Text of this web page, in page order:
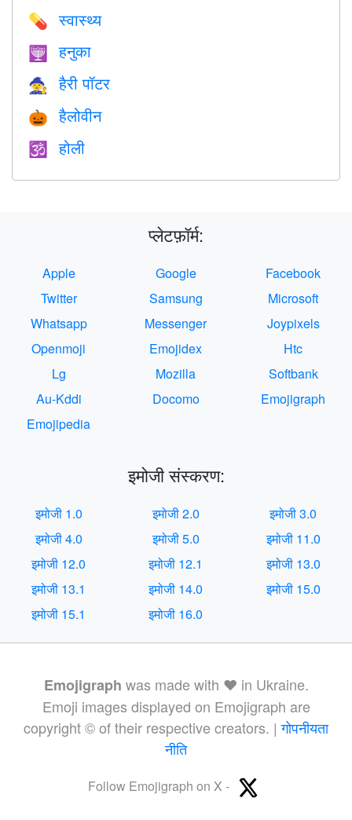
💊 स्वास्थ्य
🕎 हनुका
🧙 हैरी पॉटर
🎃 हैलोवीन
🕉 होली
प्लेटफ़ॉर्म:
Apple Google
Facebook
Twitter
Samsung
Microsoft
Whatsapp
Messenger
Joypixels
Openmoji
Emojidex
Htc
Lg
Mozilla
Softbank
Au-Kddi
Docomo
Emojigraph
Emojipedia
इमोजी संस्करण:
इमोजी 1.0 इमोजी 2.0
इमोजी 3.0
इमोजी 4.0
इमोजी 5.0
इमोजी 11.0
इमोजी 12.0
इमोजी 12.1
इमोजी 13.0
इमोजी 13.1
इमोजी 14.0
इमोजी 15.0
इमोजी 15.1
इमोजी 16.0
Emojigraph was made with ❤️ in Ukraine.
Emoji images displayed on Emojigraph are
copyright © of their respective creators. |गोपनीयता
नीति
Follow Emojigraph on X -